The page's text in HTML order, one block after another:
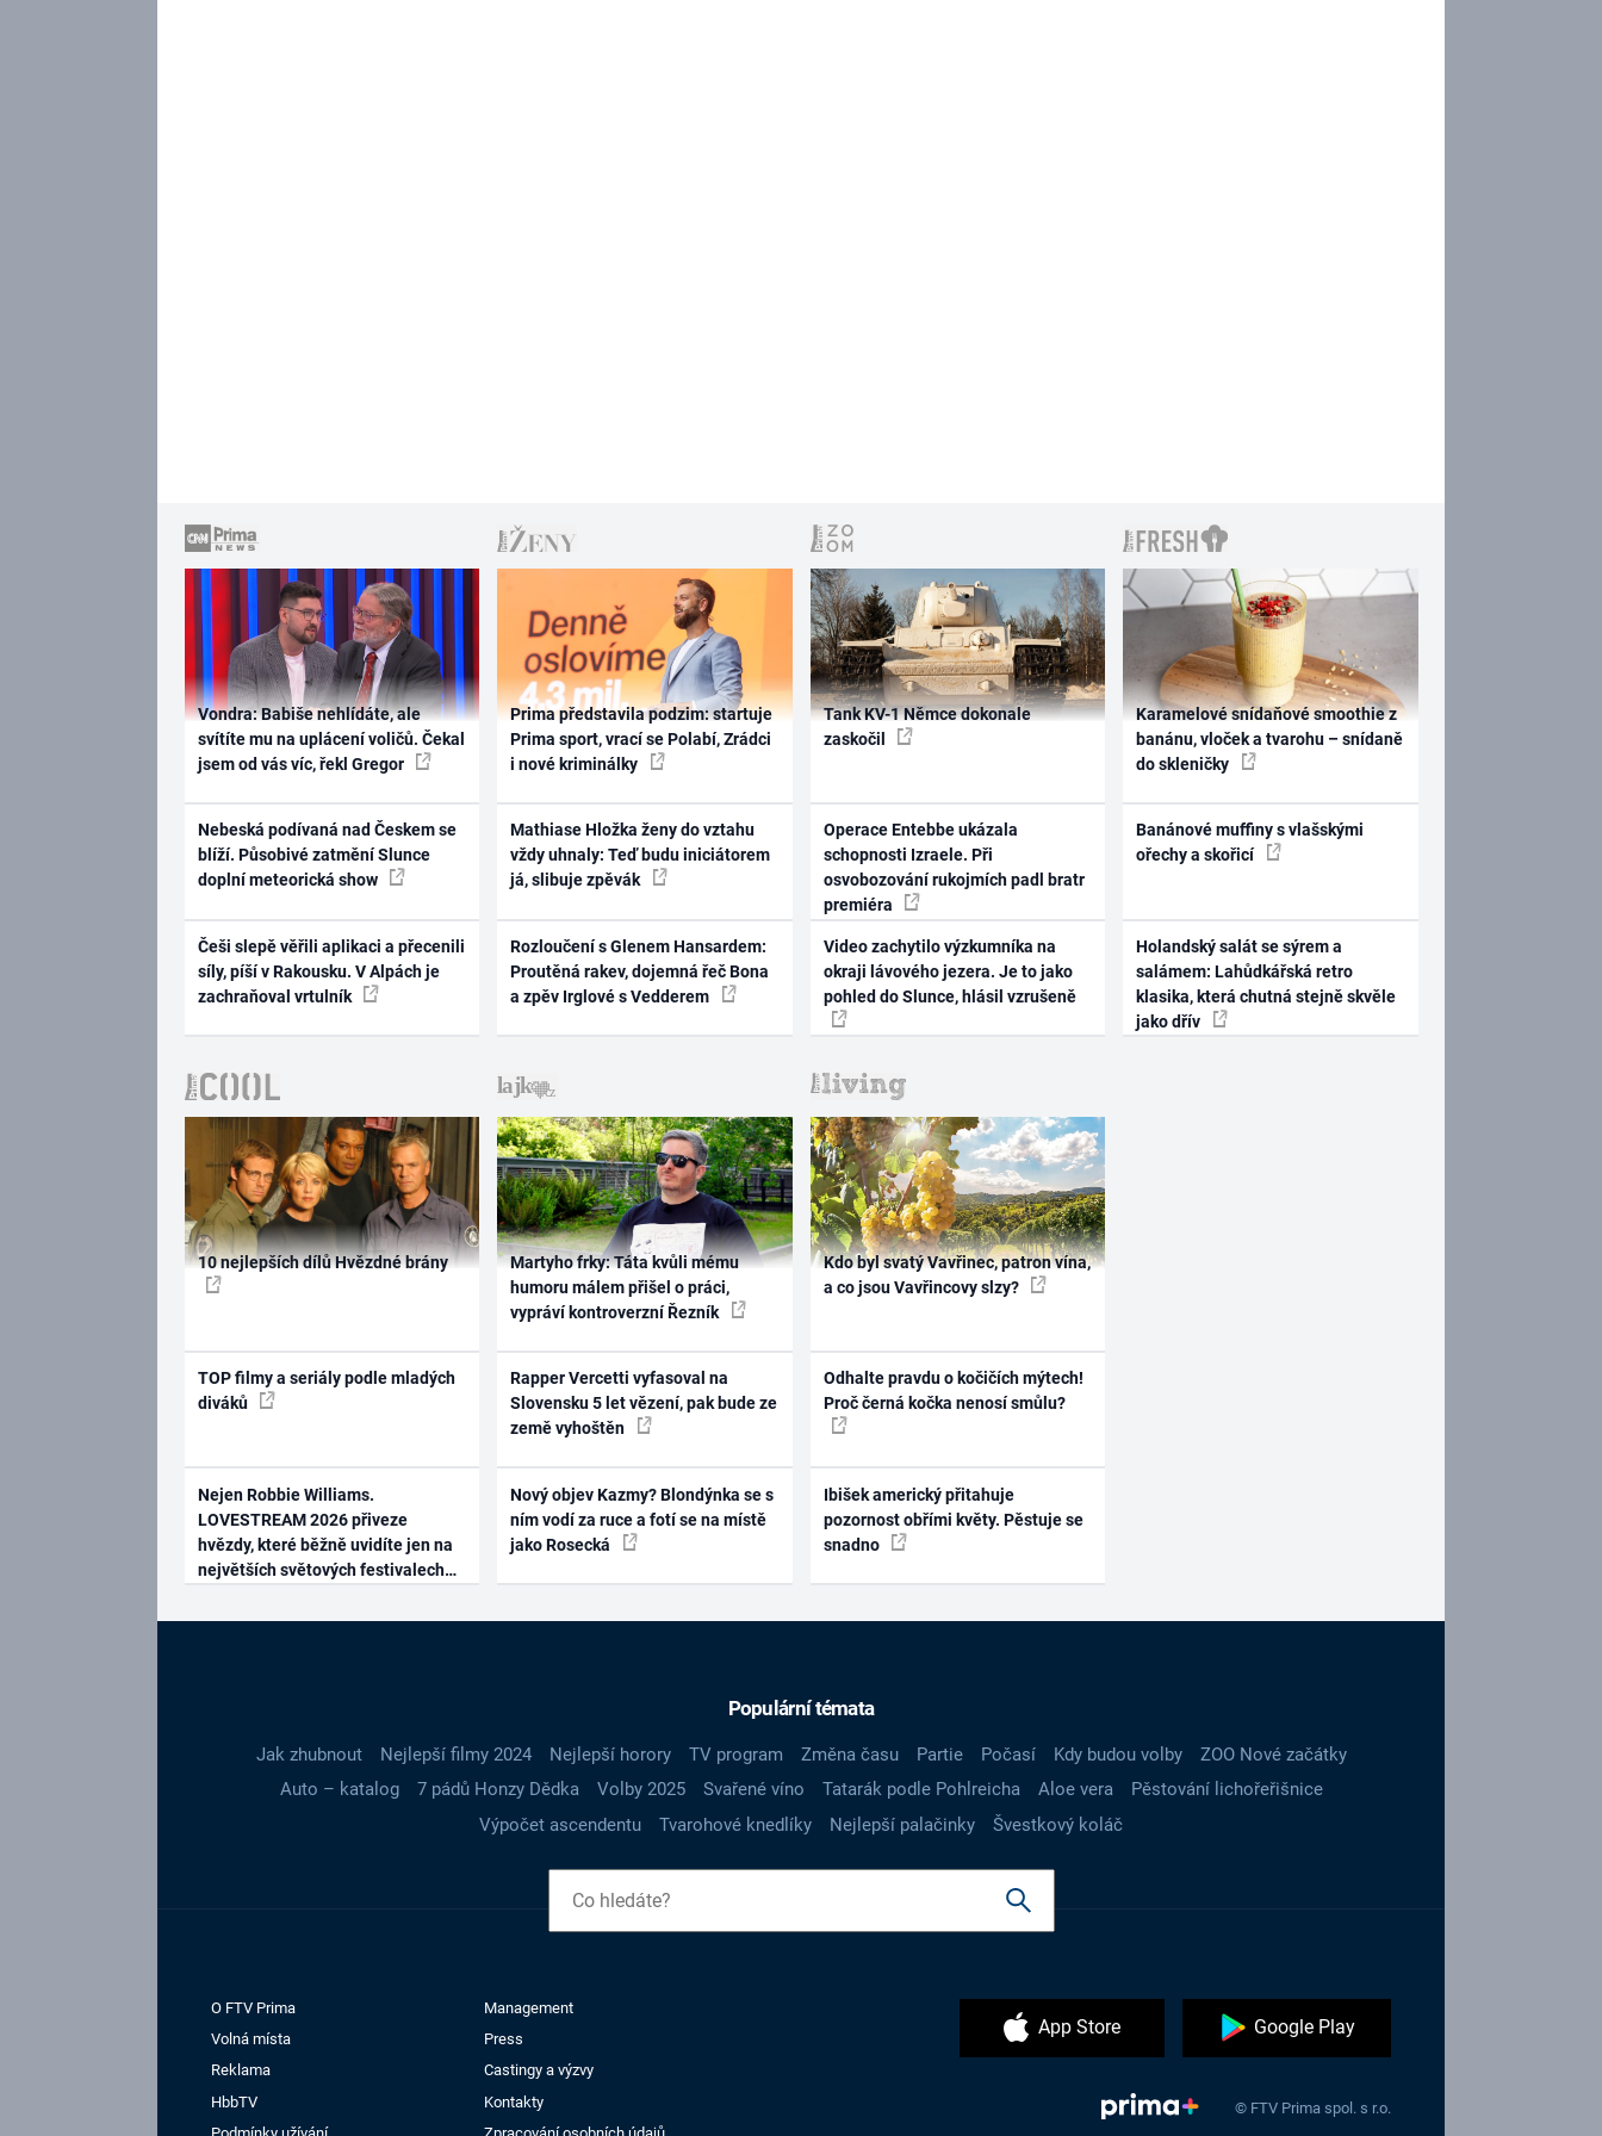
Vondra: Babiše nehlídáte, ale
svítíte mu na uplácení voličů. Čekal
jsem od vás víc, řekl Gregor
Nebeská podívaná nad Českem se
blíží. Působivé zatmění Slunce
doplní meteorická show
Češi slepě věřili aplikaci a přecenili
síly, píší v Rakousku. V Alpách je
zachraňoval vrtulník
Prima představila podzim: startuje
Prima sport, vrací se Polabí, Zrádci
i nové kriminálky
Mathiase Hložka ženy do vztahu
vždy uhnaly: Teď budu iniciátorem
já, slibuje zpěvák
Rozloučení s Glenem Hansardem:
Proutěná rakev, dojemná řeč Bona
a zpěv Irglové s Vedderem
Tank KV-1 Němce dokonale
zaskočil
Operace Entebbe ukázala
schopnosti Izraele. Při
osvobozování rukojmích padl bratr
premiéra
Video zachytilo výzkumníka na
okraji lávového jezera. Je to jako
pohled do Slunce, hlásil vzrušeně
Karamelové snídaňové smoothie z
banánu, vloček a tvarohu – snídaně
do skleničky
Banánové muffiny s vlašskými
ořechy a skořicí
Holandský salát se sýrem a
salámem: Lahůdkářská retro
klasika, která chutná stejně skvěle
jako dřív
10 nejlepších dílů Hvězdné brány
TOP filmy a seriály podle mladých
diváků
Nejen Robbie Williams.
LOVESTREAM 2026 přiveze
hvězdy, které běžně uvidíte jen na
největších světových festivalech
Martyho frky: Táta kvůli mému
humoru málem přišel o práci,
vypráví kontroverzní Řezník
Rapper Vercetti vyfasoval na
Slovensku 5 let vězení, pak bude ze
země vyhoštěn
Nový objev Kazmy? Blondýnka se s
ním vodí za ruce a fotí se na místě
jako Rosecká
Kdo byl svatý Vavřinec, patron vína,
a co jsou Vavřincovy slzy?
Odhalte pravdu o kočičích mýtech!
Proč černá kočka nenosí smůlu?
Ibišek americký přitahuje
pozornost obřími květy. Pěstuje se
snadno
Populární témata
Jak zhubnout Nejlepší filmy 2024 Nejlepší horory TV program Změna času Partie Počasí Kdy budou volby
ZOO Nové začátky
Auto – katalog
7 pádů Honzy Dědka Volby 2025 Svařené víno Tatarák podle Pohlreicha Aloe vera
Pěstování lichořeřišnice
Výpočet ascendentu
Tvarohové knedlíky Nejlepší palačinky Švestkový koláč
O FTV Prima
Management
Volná místa
Press
Reklama
Castingy a výzvy
HbbTV
Kontakty
App Store Google Play
© FTV Prima spol. s r.o.